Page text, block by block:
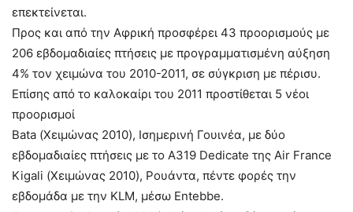
επεκτείνεται.
Προς και από την Αφρική προσφέρει 43 προορισμούς με
206 εβδομαδιαίες πτήσεις με προγραμματισμένη αύξηση
4% τον χειμώνα του 2010-2011, σε σύγκριση με πέρισυ.
Επίσης από το καλοκαίρι του 2011 προστίθεται 5 νέοι
προορισμοί
Bata (Χειμώνας 2010), Ισημερινή Γουινέα, με δύο
εβδομαδιαίες πτήσεις με το A319 Dedicate της Air France
Kigali (Χειμώνας 2010), Ρουάντα, πέντε φορές την
εβδομάδα με την KLM, μέσω Entebbe.